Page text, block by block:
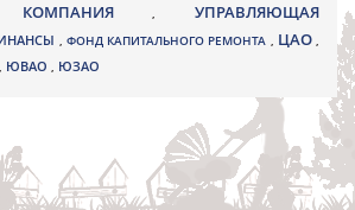
КОМПАНИЯ,УПРАВЛЯЮЩАЯ
, ФОНД КАПИТАЛЬНОГО РЕМОНТА , ЦАО,
, ЮВАО , ЮЗАО